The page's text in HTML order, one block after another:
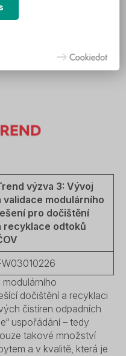
výzva 3: Vývoj
validace modulárního
pro dočištění
recyklace odtoků
dočištění a recyklaci
čistíren odpadních
uspořádání – tedy
takové množství
a v kvalitě, která je
tak, aby všechno
cookies získáte